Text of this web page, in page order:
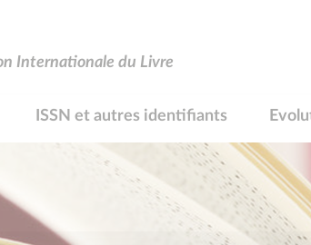
Internationale du Livre
ISSN et autres identifiants